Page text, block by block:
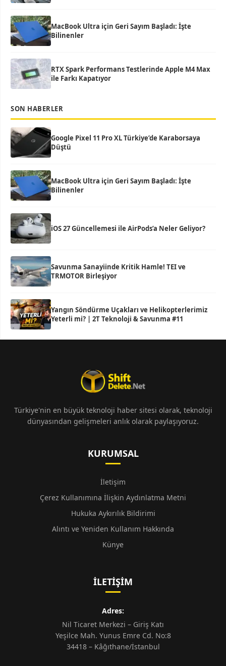
MacBook Ultra için Geri Sayım Başladı: İşte
Bilinenler
RTX Spark Performans Testlerinde Apple M4 Max
ile Farkı Kapatıyor
SON HABERLER
Google Pixel 11 Pro XL Türkiye’de Karaborsaya
Düştü
MacBook Ultra için Geri Sayım Başladı: İşte
Bilinenler
iOS 27 Güncellemesi ile AirPods’a Neler Geliyor?
Savunma Sanayiinde Kritik Hamle! TEI ve
TRMOTOR Birleşiyor
Yangın Söndürme Uçakları ve Helikopterlerimiz
Yeterli mi? | 2T Teknoloji & Savunma #11
Türkiye'nin en büyük teknoloji haber sitesi olarak, teknoloji
dünyasından gelişmeleri anlık olarak paylaşıyoruz.
KURUMSAL
İletişim
Çerez Kullanımına İlişkin Aydınlatma Metni
Hukuka Aykırılık Bildirimi
Alıntı ve Yeniden Kullanım Hakkında
Künye
İLETIŞIM
Adres:
Nil Ticaret Merkezi – Giriş Katı
Yeşilce Mah. Yunus Emre Cd. No:8
34418 – Kâğıthane/İstanbul